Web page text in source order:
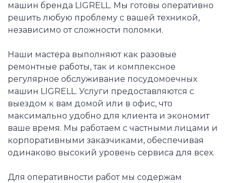
машин бренда LIGRELL. Мы готовы оперативно
решить любую проблему с вашей техникой,
независимо от сложности поломки.
Наши мастера выполняют как разовые
ремонтные работы, так и комплексное
регулярное обслуживание посудомоечных
машин LIGRELL. Услуги предоставляются с
выездом к вам домой или в офис, что
максимально удобно для клиента и экономит
ваше время. Мы работаем с частными лицами и
корпоративными заказчиками, обеспечивая
одинаково высокий уровень сервиса для всех.
Для оперативности работ мы содержам